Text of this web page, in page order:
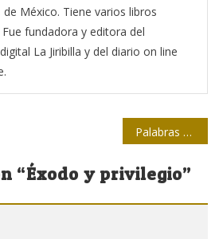
de México. Tiene varios libros
fundadora y editora del
La Jiribilla y del diario on line
Palabras del ámbito tecnológico se incorporan al «Diccionario de la lengua española»
“Éxodo y privilegio”